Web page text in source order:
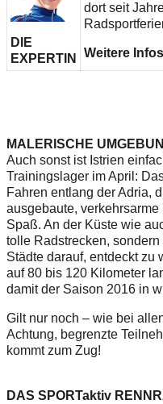
DIE
EXPERTIN
dort seit
Weitere
MALERISCHE
Auch sonst ist Istrien
Trainingslager im April:
Fahren entlang der Adria,
ausgebaute,
Spaß. An der Küste wie
tolle Radstrecken,
Städte darauf, entdeckt zu
auf 80 bis 120 Kilometer
damit der Saison 2016 in
Gilt nur noch – wie bei
Achtung, begrenzte
kommt zum Zug!
DAS SPORTaktiv